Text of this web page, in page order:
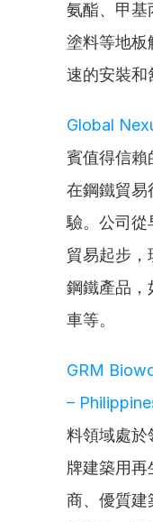
氨酯、甲基
塗料等地板
速的安裝和
Global
賓值得信賴
在鋼鐵貿易
驗。公司從
貿易起步
鋼鐵產品，
車等。
GRM
–
料領域處
牌建築用再
商、優質建